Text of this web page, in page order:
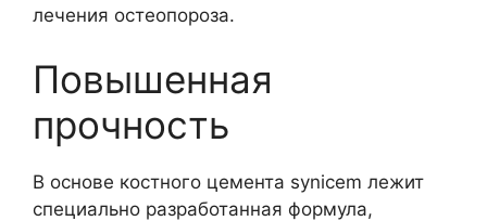
лечения остеопороза.
Повышенная
прочность
В основе костного цемента synicem лежит
специально разработанная формула,